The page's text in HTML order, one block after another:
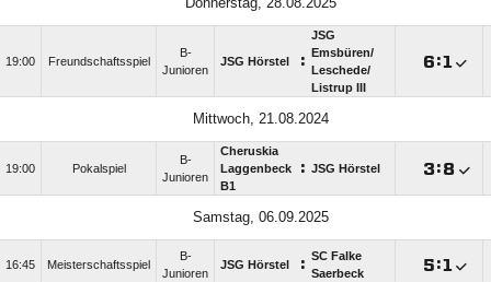
19:00 Freundschaftsspiel
B-
Junioren
JSG Hörstel :
JSG
Emsbüren/​
Leschede/​
Listrup III
:
Mittwoch, 21.08.2024
19:00 Pokalspiel
B-
Junioren
Cheruskia
Laggenbeck
B1
: JSG Hörstel :
Samstag, 06.09.2025
16:45 Meisterschaftsspiel
B-
Junioren
JSG Hörstel : SC Falke
Saerbeck
: